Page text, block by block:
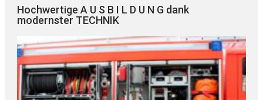
Hochwertige A U S B I L D U N G dank
modernster TECHNIK